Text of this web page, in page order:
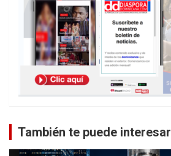
También te puede interesar